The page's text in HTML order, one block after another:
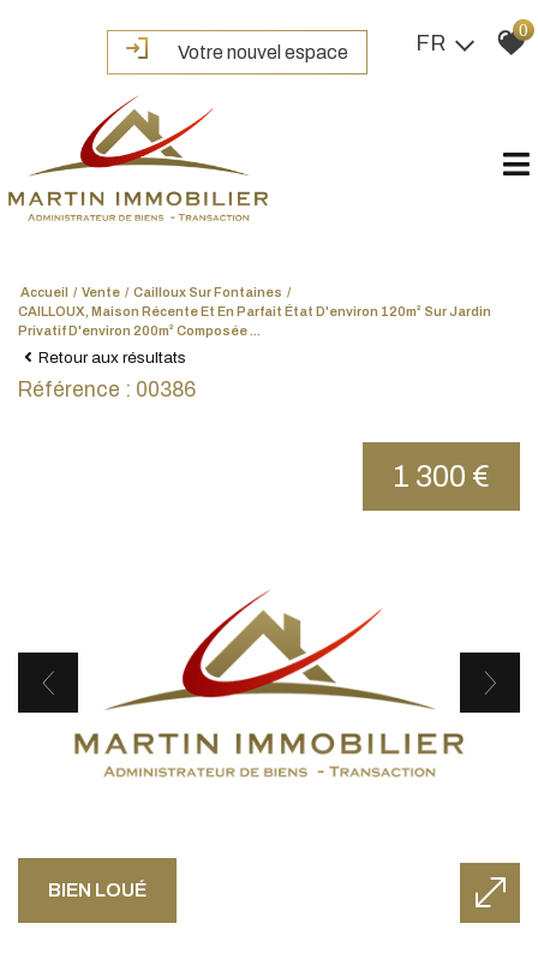
Votre nouvel espace FR
0
Accueil Vente
Cailloux Sur Fontaines
CAILLOUX, Maison Récente Et En Parfait État D'environ 120m² Sur Jardin
Privatif D'environ 200m² Composée ...
Retour aux résultats
Référence : 00386
BIEN LOUÉ
1 300 €